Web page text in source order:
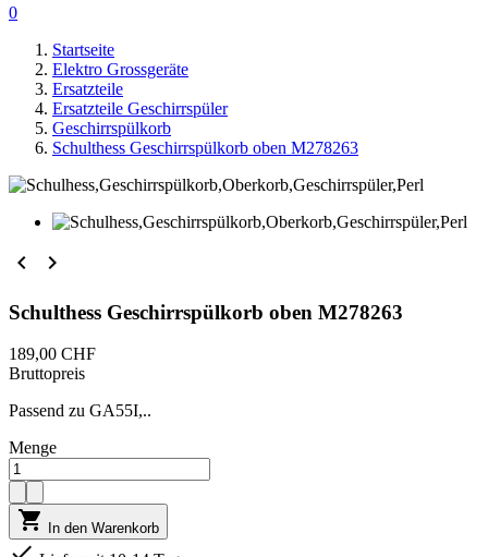
0
Startseite
Elektro Grossgeräte
Ersatzteile
Ersatzteile Geschirrspüler
Geschirrspülkorb
Schulthess Geschirrspülkorb oben M278263
 
Schulthess Geschirrspülkorb oben M278263
189,00 CHF
Bruttopreis
Passend zu GA55I,..
Menge
 In den Warenkorb